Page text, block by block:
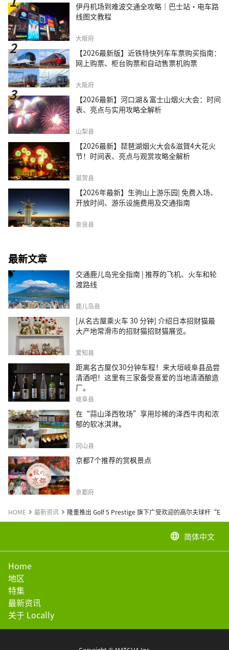
伊丹机场到难波交通全攻略｜巴士站・电车路
线图文教程
大阪府
【2026最新版】近铁特快列车车票购买指南：
网上购票、柜台购票和自动售票机购票
大阪府
【2026最新】河口湖＆富士山烟火大会：时间
表、亮点与实用攻略全解析
山梨县
【2026最新】琵琶湖烟火大会&滋賀4大花火
节！时间表、亮点与观赏攻略全解析
滋贺县
【2026年最新】生驹山上游乐园| 免费入场、
开放时间、游乐设施费用及交通指南
奈良县
最新文章
交通鹿儿岛完全指南 | 推荐的飞机、火车和轮
渡路线
鹿儿岛县
[从名古屋乘火车 30 分钟] 介绍日本招财猫最
大产地常滑市的招财猫招财猫展览。
爱知县
距离名古屋仅30分钟车程！来大垣岐阜县品尝
清酒吧！这里有三家备受喜爱的当地清酒酿造
厂。
岐阜县
在“蒜山泽西牧场”享用珍稀的泽西牛肉和浓
郁的软冰淇淋。
冈山县
京都7个推荐的赏枫景点
京都府
HOME 最新资讯 隆重推出 Golf 5 Prestige 旗下广受欢迎的高尔夫球杆
language 简体中文
Home
地区
特集
最新资讯
关于 Locally